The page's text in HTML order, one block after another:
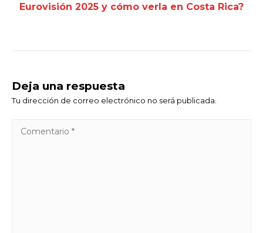
Eurovisión 2025 y cómo verla en Costa Rica?
Deja una respuesta
Tu dirección de correo electrónico no será publicada.